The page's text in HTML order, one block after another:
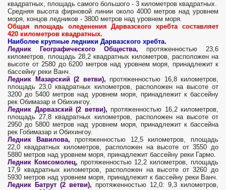
квадратных, площадь самого большого - 3 километров квадратных.
Средняя высота фирновой линии около 4000 метров над уровнем
моря, концов ледников - 3800 метров над уровнем моря.
Общая площадь оледенения Дарвазского хребта составляет
420 километров квадратных.
Наиболее крупные ледники Дарвазского хребта.
Ледник Географического Общества, протяженностью 23,6
километров, площадь 28,2 квадратных километров, расположен на
высоте от 2580 до 6200 метров над уровнем моря, принадлежит к
бассейну реки Ванч.
Ледник Мазарский (2 ветви), протяженностью 16,8 километров,
площадь 23,0 квадратных километров, расположен на высоте от
3200 до 5400 метров над уровнем моря, принадлежит к бассейну
рек Обимазар и Обихингоу.
Ледник Дарвазский (2 ветви), протяженностью 16,2 километров,
площадь 27,8 квадратных километров, расположен на высоте от
2950 до 5800 метров над уровнем моря, принадлежит к бассейна
рек Гобимазар и Обихингоу.
Ледник Вавилова, протяженностью 12,5 километров, площадь
22,0 квадратных километров, расположен на высоте от 3550 до
5880 метров над уровнем моря, принадлежит бассейну реки Гармо.
Ледник Комсомолец, протяженностью 12,2 километров, площадь
17,9 квадратных километров, расположен на высоте от 3260 до
5930 метров над уровнем моря, принадлежит к бассейну реки Ванч.
Ледник Батрут (2 ветви), протяженностью 12,0: 9,3 километров,